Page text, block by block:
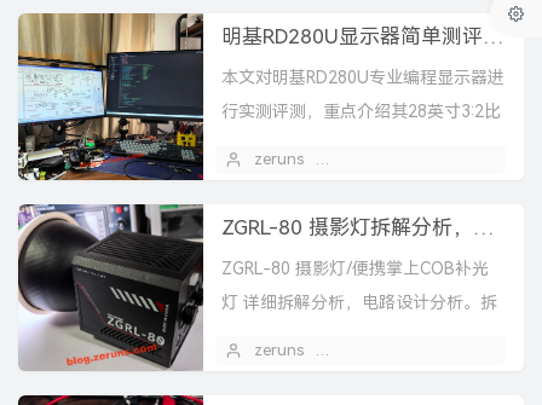
明基RD280U显示器简单测评，专业编程显示器，3:2比例+28寸4K分辨率
本文对明基RD280U专业编程显示器进
行实测评测，重点介绍其28英寸3:2比
zeruns
ZGRL-80 摄影灯拆解分析，电路设计分析
ZGRL-80 摄影灯/便携掌上COB补光
灯 详细拆解分析，电路设计分析。拆
zeruns